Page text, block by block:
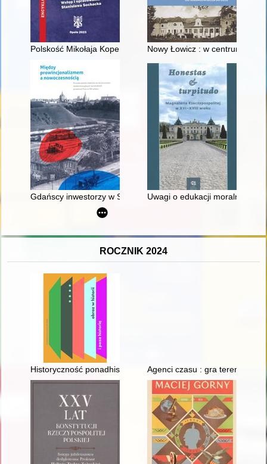
Polskość Mikołaja Kopernika z rodu ŚlązakaNowy Łowicz : w centrum
Gdańscy inwestorzy w Sopocie : prestiż finansowy i
Uwagi o edukacji moralnej
ROCZNIK 2024
Historyczność ponadhistoryczności : Reynolds i Blake
Agenci czasu : gra terenowa :